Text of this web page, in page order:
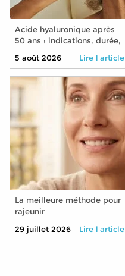
Acide hyaluronique après
50 ans : indications, durée,
5 août 2026 Lire l'article
La meilleure méthode pour
rajeunir
29 juillet 2026
Lire l'article